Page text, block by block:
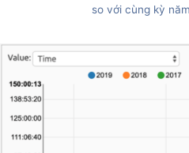
so với cùng kỳ